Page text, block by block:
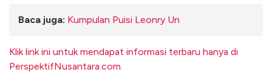
Baca juga: Kumpulan Puisi Leonry Un
Klik link ini untuk mendapat informasi terbaru hanya di
PerspektifNusantara.com.